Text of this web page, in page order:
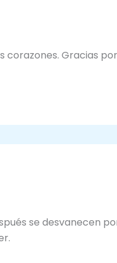
corazones. Gracias
se desvanecen